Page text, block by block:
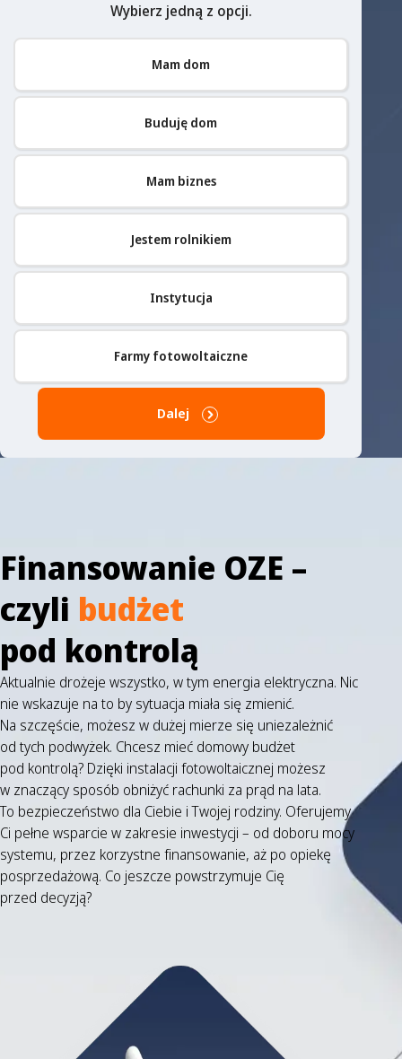
Wybierz jedną z opcji.
Mam dom
Buduję dom
Mam biznes
Jestem rolnikiem
Instytucja
Farmy fotowoltaiczne
Dalej
Finansowanie OZE –
czyli budżet
pod kontrolą
Aktualnie drożeje wszystko, w tym energia elektryczna. Nic
nie wskazuje na to by sytuacja miała się zmienić.
Na szczęście, możesz w dużej mierze się uniezależnić
od tych podwyżek. Chcesz mieć domowy budżet
pod kontrolą? Dzięki instalacji fotowoltaicznej możesz
w znaczący sposób obniżyć rachunki za prąd na lata.
To bezpieczeństwo dla Ciebie i Twojej rodziny. Oferujemy
Ci pełne wsparcie w zakresie inwestycji – od doboru mocy
systemu, przez korzystne finansowanie, aż po opiekę
posprzedażową. Co jeszcze powstrzymuje Cię
przed decyzją?